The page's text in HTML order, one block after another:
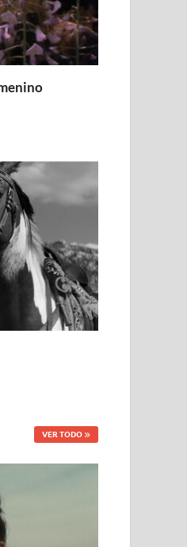
VER TODO